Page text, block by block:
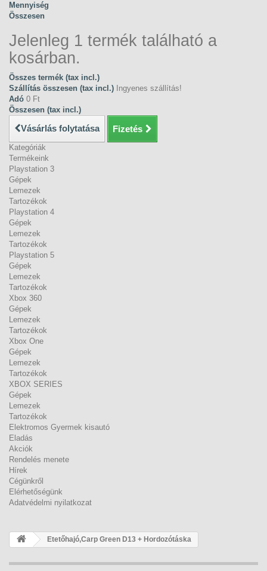
Mennyiség
Összesen
Jelenleg 1 termék található a
kosárban.
Összes termék (tax incl.)
Szállítás összesen (tax incl.) Ingyenes szállítás!
Adó 0 Ft‎
Összesen (tax incl.)
Vásárlás folytatása Fizetés
Kategóriák
Termékeink
Playstation 3
Gépek
Lemezek
Tartozékok
Playstation 4
Gépek
Lemezek
Tartozékok
Playstation 5
Gépek
Lemezek
Tartozékok
Xbox 360
Gépek
Lemezek
Tartozékok
Xbox One
Gépek
Lemezek
Tartozékok
XBOX SERIES
Gépek
Lemezek
Tartozékok
Elektromos Gyermek kisautó
Eladás
Akciók
Rendelés menete
Hírek
Cégünkről
Elérhetőségünk
Adatvédelmi nyilatkozat
Etetőhajó,Carp Green D13 + Hordozótáska